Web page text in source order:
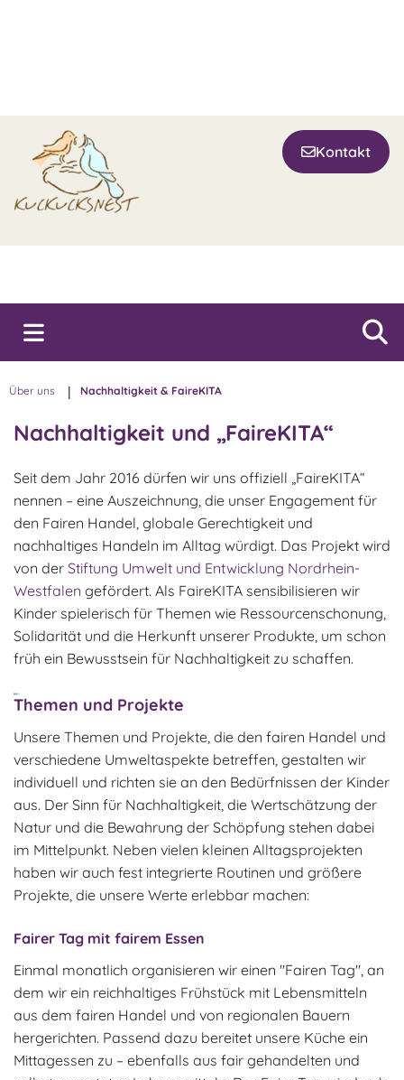
Kontakt
Über uns | Nachhaltigkeit & FaireKITA
Nachhaltigkeit und „FaireKITA“
Seit dem Jahr 2016 dürfen wir uns offiziell „FaireKITA“
nennen – eine Auszeichnung, die unser Engagement für
den Fairen Handel, globale Gerechtigkeit und
nachhaltiges Handeln im Alltag würdigt. Das Projekt wird
von der Stiftung Umwelt und Entwicklung Nordrhein-
Westfalen gefördert. Als FaireKITA sensibilisieren wir
Kinder spielerisch für Themen wie Ressourcenschonung,
Solidarität und die Herkunft unserer Produkte, um schon
früh ein Bewusstsein für Nachhaltigkeit zu schaffen.
Themen und Projekte
Unsere Themen und Projekte, die den fairen Handel und
verschiedene Umweltaspekte betreffen, gestalten wir
individuell und richten sie an den Bedürfnissen der Kinder
aus. Der Sinn für Nachhaltigkeit, die Wertschätzung der
Natur und die Bewahrung der Schöpfung stehen dabei
im Mittelpunkt. Neben vielen kleinen Alltagsprojekten
haben wir auch fest integrierte Routinen und größere
Projekte, die unsere Werte erlebbar machen:
Fairer Tag mit fairem Essen
Einmal monatlich organisieren wir einen "Fairen Tag", an
dem wir ein reichhaltiges Frühstück mit Lebensmitteln
aus dem fairen Handel und von regionalen Bauern
hergerichten. Passend dazu bereitet unsere Küche ein
Mittagessen zu – ebenfalls aus fair gehandelten und